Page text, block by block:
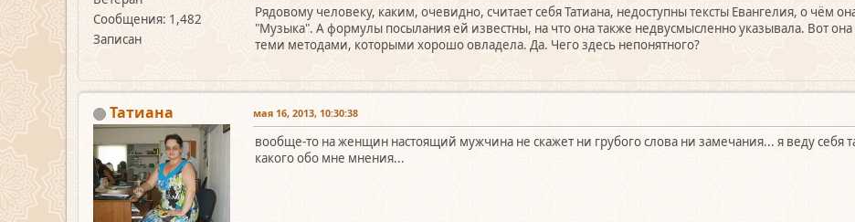
Сообщения: 1,482
Записан
Рядовому человеку, каким, очевидно, считает себя Татиана, недоступны тексты Евангелия, о чём
"Музыка". А формулы посылания ей известны, на что она также недвусмысленно указывала. Вот она
теми методами, которыми хорошо овладела. Да. Чего здесь непонятного?
Татиана мая 16, 2013, 10:30:38
вообще-то на женщин настоящий мужчина не скажет ни грубого слова ни замечания... я веду себя
какого обо мне мнения...